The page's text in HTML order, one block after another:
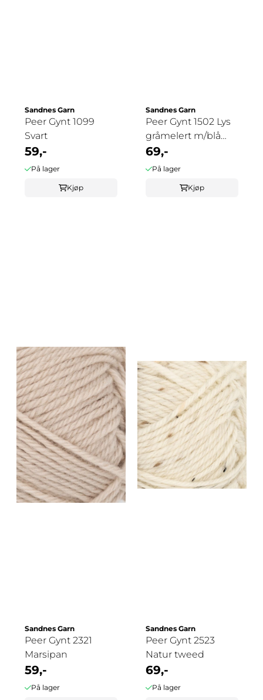
Sandnes Garn
Peer Gynt 1099
Svart
59,-
På lager
Kjøp
Sandnes Garn
Peer Gynt 1502 Lys
gråmelert m/blå
tweed
69,-
På lager
Kjøp
Sandnes Garn
Peer Gynt 2321
Marsipan
59,-
På lager
Sandnes Garn
Peer Gynt 2523
Natur tweed
69,-
På lager